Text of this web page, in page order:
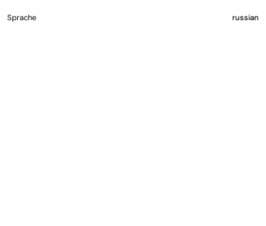
Sprache russian